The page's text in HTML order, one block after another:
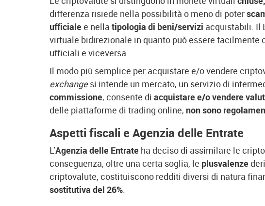
differenza risiede nella possibilità o meno di poter
ufficiale e nella tipologia di beni/servizi acquistabili. Il
virtuale bidirezionale in quanto può essere
ufficiali e viceversa.
Il modo più semplice per acquistare e/o vendere
exchangesi intende un mercato, un servizio di
commissione, consente di acquistare e/o vendere
delle piattaforme di trading online, non sono
Aspetti fiscali e Agenzia delle Entrate
L’Agenzia delle Entrate ha deciso di assimilare le
conseguenza, oltre una certa soglia, le plusvalenze
criptovalute, costituiscono redditi diversi di natura
sostitutiva del 26%.